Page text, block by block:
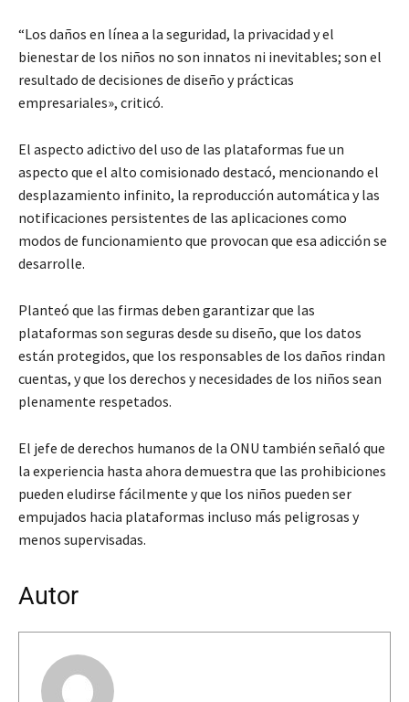
“Los daños en línea a la seguridad, la privacidad y el
bienestar de los niños no son innatos ni inevitables; son el
resultado de decisiones de diseño y prácticas
empresariales», criticó.
El aspecto adictivo del uso de las plataformas fue un
aspecto que el alto comisionado destacó, mencionando el
desplazamiento infinito, la reproducción automática y las
notificaciones persistentes de las aplicaciones como
modos de funcionamiento que provocan que esa adicción se
desarrolle.
Planteó que las firmas deben garantizar que las
plataformas son seguras desde su diseño, que los datos
están protegidos, que los responsables de los daños rindan
cuentas, y que los derechos y necesidades de los niños sean
plenamente respetados.
El jefe de derechos humanos de la ONU también señaló que
la experiencia hasta ahora demuestra que las prohibiciones
pueden eludirse fácilmente y que los niños pueden ser
empujados hacia plataformas incluso más peligrosas y
menos supervisadas.
Autor